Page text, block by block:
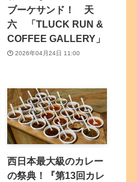
ブーケサンド！ 天
六 「TLUCK RUN &
COFFEE GALLERY」
2026年04月24日 11:00
西日本最大級のカレー
の祭典！『第13回カレ